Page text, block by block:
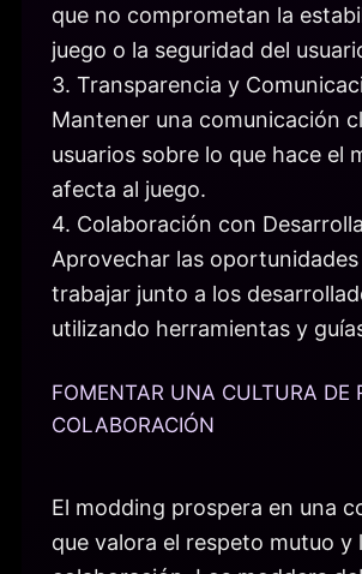
que no comprometan la
juego o la seguridad del
3. Transparencia y
Mantener una comunicación
usuarios sobre lo que hace el
afecta al juego.
4. Colaboración con
Aprovechar las oportunidades
trabajar junto a los
utilizando herramientas y
FOMENTAR UNA CULTURA DE
COLABORACIÓN
El modding prospera en una
que valora el respeto mutuo y